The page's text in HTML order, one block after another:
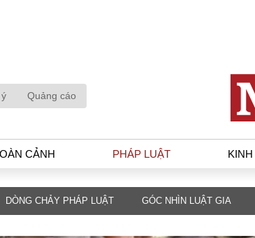
Quảng cáo
CẢNH PHÁP LUẬT KINH
CẢNH PHÁP LUẬT
DÒNG CHẢY PHÁP LUẬT GÓC NHÌN LUẬT GIA